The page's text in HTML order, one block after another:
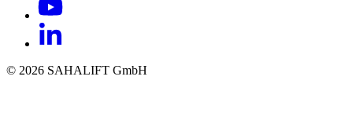
© 2026 SAHALIFT GmbH